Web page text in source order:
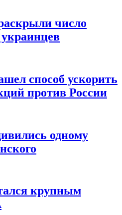
число
способ ускорить
против России
одному
крупным